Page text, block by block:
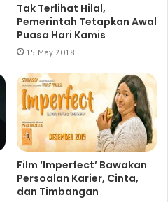
Tak Terlihat Hilal,
Pemerintah Tetapkan Awal
Puasa Hari Kamis
15 May 2018
Film ‘Imperfect’ Bawakan
Persoalan Karier, Cinta,
dan Timbangan